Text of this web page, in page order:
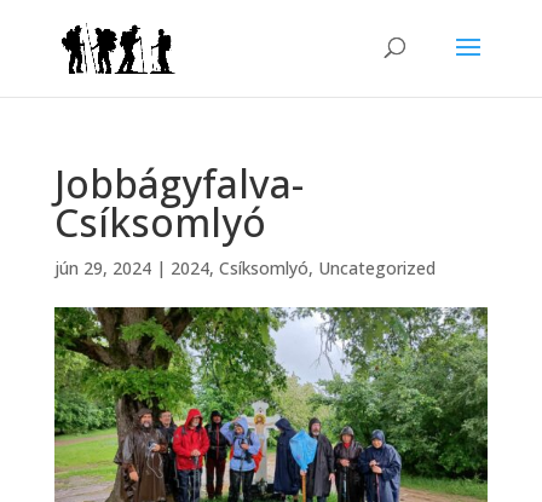
Jobbágyfalva-
Csíksomlyó
jún 29, 2024| 2024, Csíksomlyó, Uncategorized